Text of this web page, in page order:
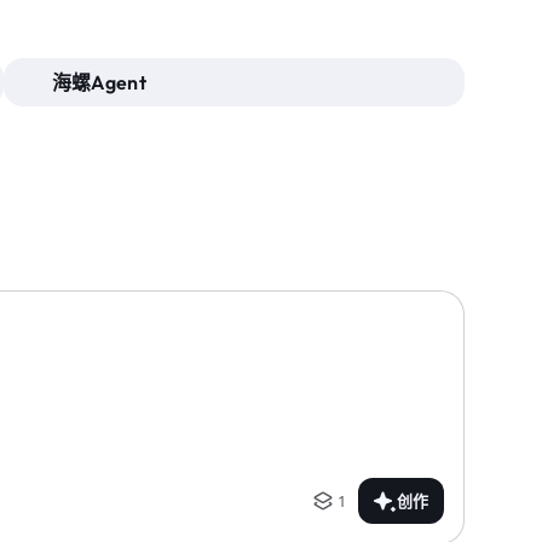
海螺Agent
1 创作